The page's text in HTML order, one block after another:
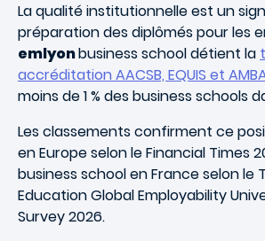
La qualité institutionnelle est un
préparation des diplômés pour les
emlyonbusiness school détient la
accréditation AACSB, EQUIS et
moins de 1 % des business schools
Les classements confirment ce
en Europe selon le Financial Times
business school en France selon le
Education Global Employability
Survey 2026.